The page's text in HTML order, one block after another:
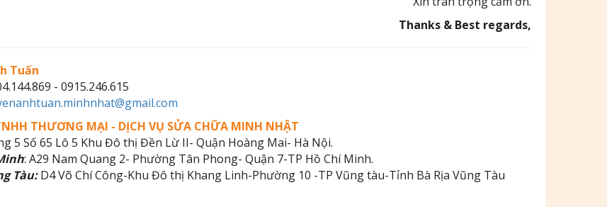
Thanks & Best regards,
Tuấn
- 0915.246.615
THƯƠNG MẠI - DỊCH VỤ SỬA CHỮA MINH NHẬT
5 Số 65 Lô 5 Khu Đô thị Đền Lừ II- Quận Hoàng Mai- Hà Nội.
: A29 Nam Quang 2- Phường Tân Phong- Quận 7-TP Hồ Chí Minh.
Tàu:D4 Võ Chí Công-Khu Đô thị Khang Linh-Phường 10 -TP Vũng tàu-Tỉnh Bà Rịa Vũng Tàu